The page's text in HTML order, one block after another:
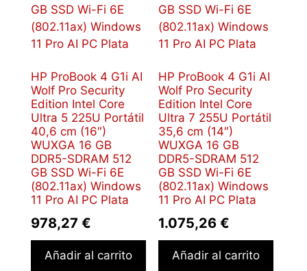
HP ProBook 4 G1i AI
Wolf Pro Security
Edition Intel Core
Ultra 5 225U Portátil
40,6 cm (16″)
WUXGA 16 GB
DDR5-SDRAM 512
GB SSD Wi-Fi 6E
(802.11ax) Windows
11 Pro AI PC Plata
978,27 €
Añadir al carrito
HP ProBook 4 G1i AI
Wolf Pro Security
Edition Intel Core
Ultra 7 255U Portátil
35,6 cm (14″)
WUXGA 16 GB
DDR5-SDRAM 512
GB SSD Wi-Fi 6E
(802.11ax) Windows
11 Pro AI PC Plata
1.075,26€
Añadir al carrito